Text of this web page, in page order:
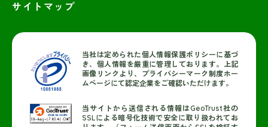
サイトマップ
当社は定められた個人情報保護ポリシーに基づ
き、個人情報を厳重に管理しております。上記
画像リンクより、プライバシーマーク制度ホー
ムページにて認定企業をご確認いただけます。
当サイトから送信される情報はGeoTrust社の
SSLによる暗号化技術で安全に取り扱われてお